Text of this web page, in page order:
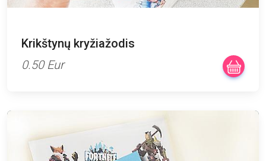
Krikštynų kryžiažodis
0.50 Eur